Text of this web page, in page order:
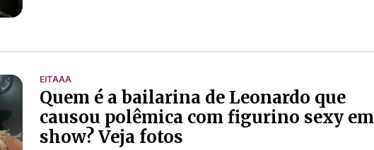
EITAAA
Quem é a bailarina de Leonardo que
causou polêmica com figurino sexy em
show? Veja fotos